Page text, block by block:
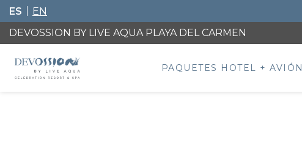
ES EN
DEVOSSION BY LIVE AQUA PLAYA DEL CARMEN
PAQUETES HOTEL + AVIÓN